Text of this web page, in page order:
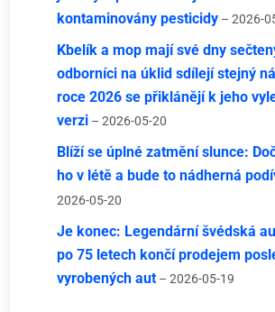
kontaminovány pesticidy – 2026-
Kbelík a mop mají své dny
odborníci na úklid sdílejí stejný
roce 2026 se přiklánějí k jeho
verzi – 2026-05-20
Blíží se úplné zatmění slunce:
ho v létě a bude to nádherná
2026-05-20
Je konec: Legendární švédská
po 75 letech končí prodejem
vyrobených aut – 2026-05-19